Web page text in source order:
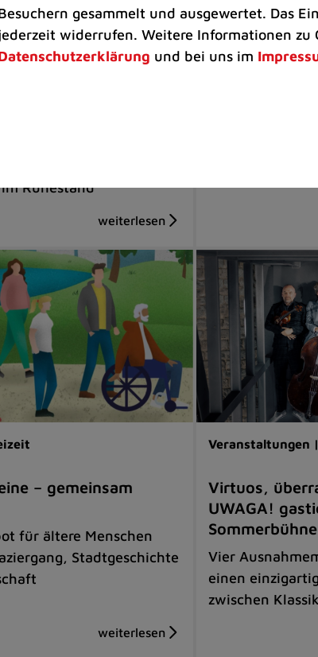
| Soziales
Zeit für
am 22. September
ehrenamtliches
Ruhestand
Rathaus
Neue
Temperaturen
– gemeinsam
für ältere Menschen
Stadtgeschichte
Veranstaltungen |
Virtuos,
UWAGA!
Sommerbühne
Vier
einen
zwischen
gesammelt und ausgewertet. Das
widerrufen. Weitere Informationen zu
und bei uns im